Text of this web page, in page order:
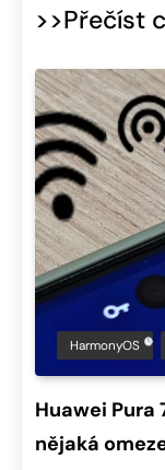
>>Přečíst
HarmonyOS
Huawei Pura
nějaká